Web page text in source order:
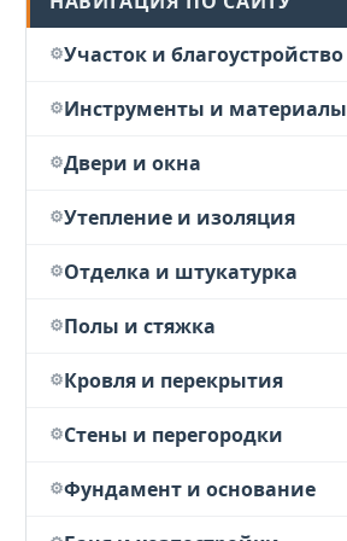
Участок и благоустройство
Инструменты и материалы
Двери и окна
Утепление и изоляция
Отделка и штукатурка
Полы и стяжка
Кровля и перекрытия
Стены и перегородки
Фундамент и основание